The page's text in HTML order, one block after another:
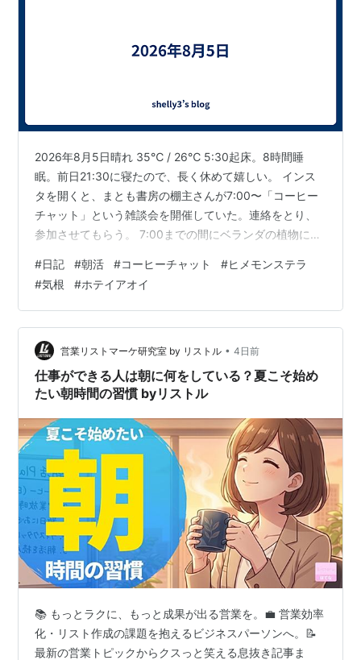
2026年8月5日晴れ 35℃ / 26℃ 5:30起床。8時間睡
眠。前日21:30に寝たので、長く休めて嬉しい。 インス
タを開くと、まとも書房の棚主さんが7:00〜「コーヒー
チャット」という雑談会を開催していた。連絡をとり、
参加させてもらう。 7:00までの間にベランダの植物に水
に向かって何本か伸びていた。地中ではなく、外に絡み
つく場所を求めている。面白い。 メダカの鉢に入れてい
るヒメスイレンの生育が少し悪くなっている気がする。
またホテイアオイも少しずつ葉の色が黄色く、カサカサ
してきている。今日は上にかけているすだれを外して、
よく日光を当てて…
#日記 #朝活 #コーヒーチャット #ヒメモンステラ
#気根 #ホテイアオイ
営業リストマーケ研究室 by リストル • 4日前
仕事ができる人は朝に何をしている？夏こそ始め
たい朝時間の習慣 byリストル
📚 もっとラクに、もっと成果が出る営業を。💼 営業効率
化・リスト作成の課題を抱えるビジネスパーソンへ。📝
最新の営業トピックからクスっと笑える息抜き記事ま